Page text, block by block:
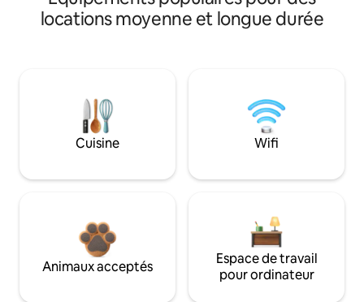
locations moyenne et longue durée
Cuisine Wifi
Animaux acceptés
Espace de travail
pour ordinateur